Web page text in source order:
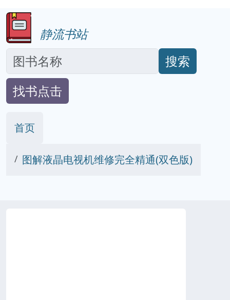
静流书站
搜索
找书点击
首页
图解液晶电视机维修完全精通(双色版)